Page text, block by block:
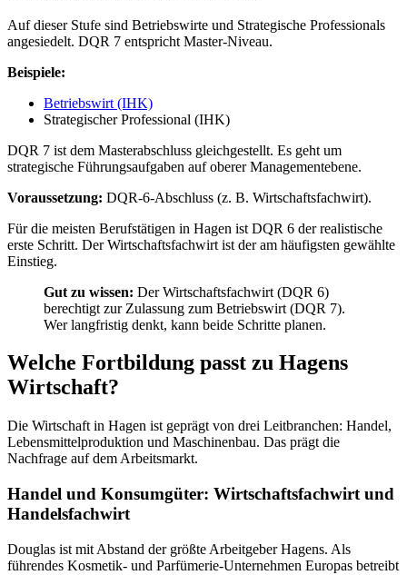
Auf dieser Stufe sind Betriebswirte und Strategische Professionals
angesiedelt. DQR 7 entspricht Master-Niveau.
Beispiele:
Betriebswirt (IHK)
Strategischer Professional (IHK)
DQR 7 ist dem Masterabschluss gleichgestellt. Es geht um
strategische Führungsaufgaben auf oberer Managementebene.
Voraussetzung: DQR-6-Abschluss (z. B. Wirtschaftsfachwirt).
Für die meisten Berufstätigen in Hagen ist DQR 6 der realistische
erste Schritt. Der Wirtschaftsfachwirt ist der am häufigsten gewählte
Einstieg.
Gut zu wissen: Der Wirtschaftsfachwirt (DQR 6)
berechtigt zur Zulassung zum Betriebswirt (DQR 7).
Wer langfristig denkt, kann beide Schritte planen.
Welche Fortbildung passt zu Hagens
Wirtschaft?
Die Wirtschaft in Hagen ist geprägt von drei Leitbranchen: Handel,
Lebensmittelproduktion und Maschinenbau. Das prägt die
Nachfrage auf dem Arbeitsmarkt.
Handel und Konsumgüter: Wirtschaftsfachwirt und
Handelsfachwirt
Douglas ist mit Abstand der größte Arbeitgeber Hagens. Als
führendes Kosmetik- und Parfümerie-Unternehmen Europas betreibt